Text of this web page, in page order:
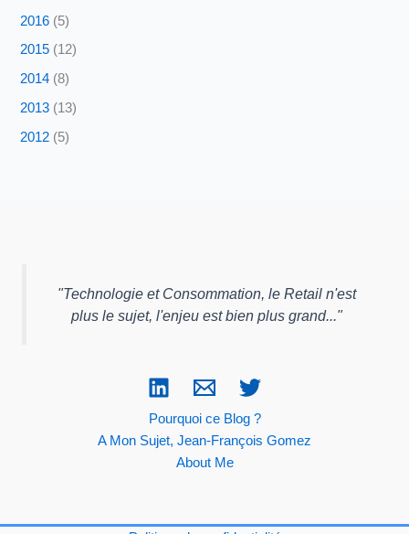
2016 (5)
2015 (12)
2014 (8)
2013 (13)
2012 (5)
"Technologie et Consommation, le Retail n'est
plus le sujet, l'enjeu est bien plus grand..."
Pourquoi ce Blog ?
A Mon Sujet, Jean-François Gomez
About Me